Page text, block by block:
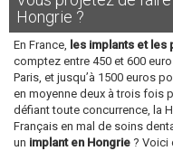
Hongrie ?
En France, les implants et
comptez entre 450 et 600
Paris, et jusqu’à 1500 euros
en moyenne deux à trois fois
défiant toute concurrence, la
Français en mal de soins
un implant en Hongrie ? Voici